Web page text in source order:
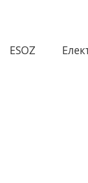
ESOZ